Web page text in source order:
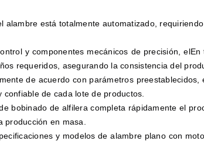
alambre está totalmente automatizado,
y componentes mecánicos de precisión, elEn
requeridos, asegurando la consistencia del
de acuerdo con parámetros
de cada lote de productos.
bobinado de alfilera completa rápidamente el
producción en masa.
y modelos de alambre plano con